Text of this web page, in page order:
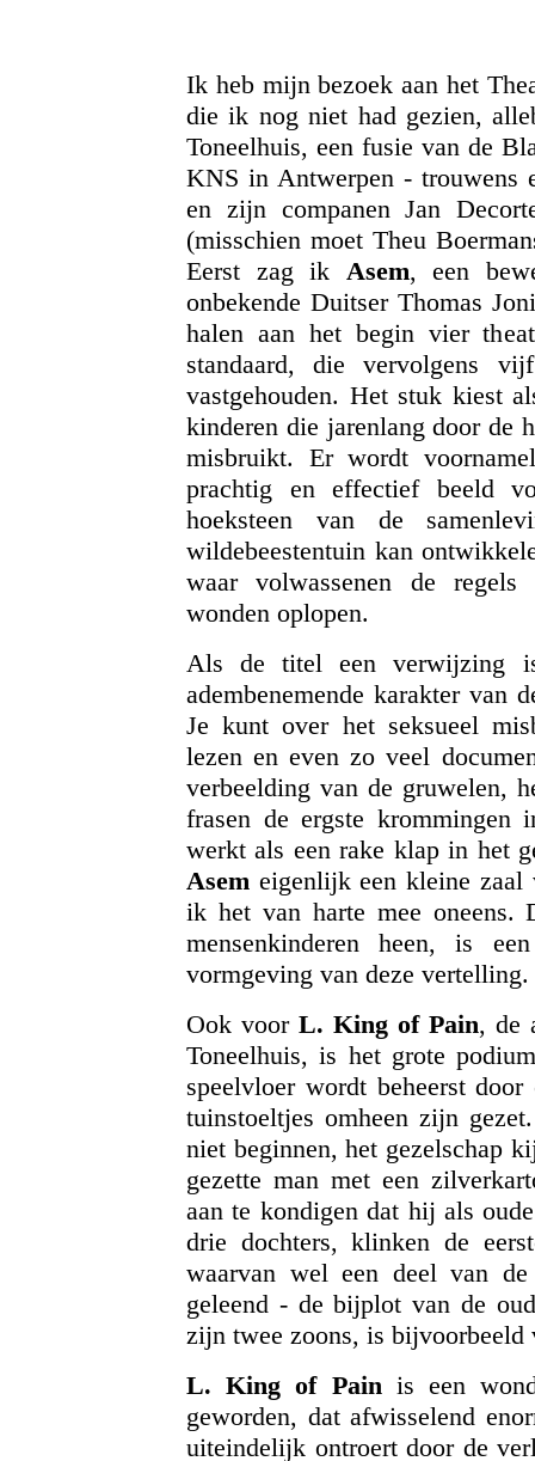
Ik heb mijn bezoek aan het
die ik nog niet had gezien,
Toneelhuis, een fusie van de
KNS in Antwerpen - trouwens
en zijn companen Jan
(misschien moet Theu
Eerst zag ik Asem, een
onbekende Duitser Thomas
halen aan het begin vier
standaard, die vervolgens
vastgehouden. Het stuk kiest
kinderen die jarenlang door de
misbruikt. Er wordt
prachtig en effectief beeld
hoeksteen van de
wildebeestentuin kan
waar volwassenen de regels
wonden oplopen.
Als de titel een verwijzing
adembenemende karakter van
Je kunt over het seksueel
lezen en even zo veel
verbeelding van de gruwelen,
frasen de ergste krommingen
werkt als een rake klap in het
Asem eigenlijk een kleine zaal
ik het van harte mee oneens.
mensenkinderen heen, is
vormgeving van deze vertelling.
Ook voor L. King of Pain, de
Toneelhuis, is het grote
speelvloer wordt beheerst
tuinstoeltjes omheen zijn
niet beginnen, het gezelschap
gezette man met een
aan te kondigen dat hij als
drie dochters, klinken de
waarvan wel een deel van
geleend - de bijplot van de
zijn twee zoons, is
L. King of Painis een
geworden, dat afwisselend
uiteindelijk ontroert door de